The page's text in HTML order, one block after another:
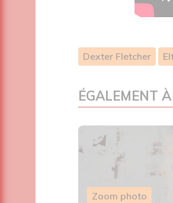
Dexter Fletcher
ÉGALEMENT
Zoom photo